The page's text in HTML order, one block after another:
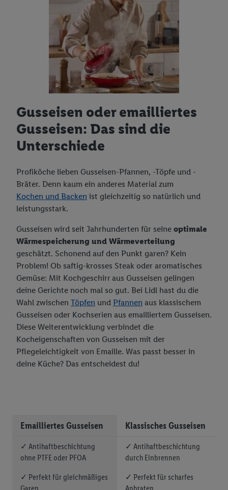
Gusseisen oder emailliertes
Gusseisen: Das sind die
Unterschiede
Profiköche lieben Gusseisen-Pfannen, -Töpfe und -
Bräter. Denn kaum ein anderes Material zum
Kochen und Backen ist gleichzeitig so natürlich und
leistungsstark.
Gusseisen wird seit Jahrhunderten für seine optimale
Wärmespeicherung und Wärmeverteilung
geschätzt. Schonend auf den Punkt garen? Kein
Problem! Ob saftig-krosses Steak oder aromatisches
Gemüse: Mit Kochgeschirr aus Gusseisen gelingen
deine Gerichte noch mal so gut. Bei Lidl hast du die
Wahl zwischen Töpfen und Pfannen aus klassischem
Gusseisen oder Kochserien aus emailliertem Gusseisen.
Diese Weiterentwicklung verbindet die
Kocheigenschaften von Gusseisen mit der
Pflegeleichtigkeit von Emaille. Was passt besser in
deine Küche? Das entscheidest du!
Emailliertes Gusseisen Klassisches Gusseisen
✓ Antihaftbeschichtung
ohne PTFE oder PFOA
✓ Perfekt für gleichmäßiges
✓ Antihaftbeschichtung
durch Einbrennen
✓ Perfekt für scharfes